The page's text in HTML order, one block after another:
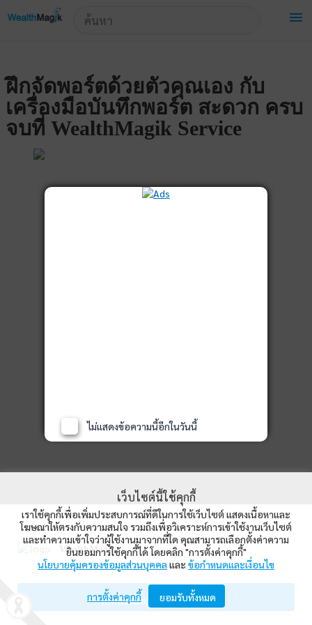
menu
ฝึกจัดพอร์ตด้วยตัวคุณเอง กับ
เครื่องมือบันทึกพอร์ต สะดวก ครบ
จบที่ WealthMagik Service
จัดพอร์ต
WealthMagik
Wealth Management System Limited
เปิดด้วยแอป WealthMagik
!-- Start Advertise -->
ไม่แสดงข้อความนี้อีกในวันนี้
เว็บไซต์นี้ใช้คุกกี้
เราใช้คุกกี้เพื่อเพิ่มประสบการณ์ที่ดีในการใช้เว็บไซต์ แสดงเนื้อหาและ
โฆษณาให้ตรงกับความสนใจ รวมถึงเพื่อวิเคราะห์การเข้าใช้งานเว็บไซต์
และทำความเข้าใจว่าผู้ใช้งานมาจากที่ใด คุณสามารถเลือกตั้งค่าความ
ยินยอมการใช้คุกกี้ได้ โดยคลิก "การตั้งค่าคุกกี้"
นโยบายคุ้มครองข้อมูลส่วนบุคคลและ ข้อกำหนดและเงื่อนไข
การตั้งค่าคุกกี้ ยอมรับทั้งหมด